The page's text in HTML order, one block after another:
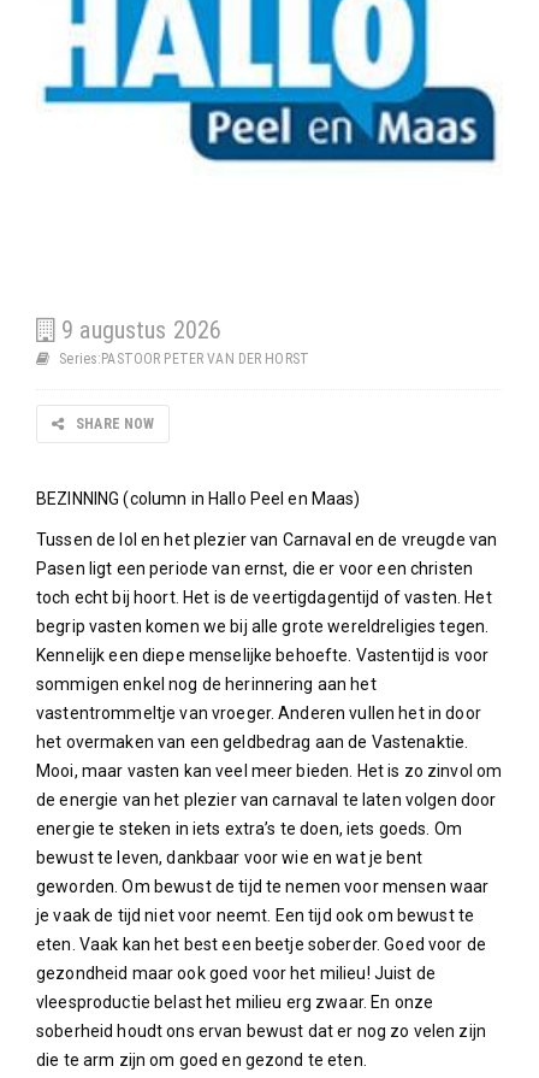
9 augustus 2026
Series: PASTOOR PETER VAN DER HORST
SHARE NOW
BEZINNING (column in Hallo Peel en Maas)
Tussen de lol en het plezier van Carnaval en de vreugde van
Pasen ligt een periode van ernst, die er voor een christen
toch echt bij hoort. Het is de veertigdagentijd of vasten. Het
begrip vasten komen we bij alle grote wereldreligies tegen.
Kennelijk een diepe menselijke behoefte. Vastentijd is voor
sommigen enkel nog de herinnering aan het
vastentrommeltje van vroeger. Anderen vullen het in door
het overmaken van een geldbedrag aan de Vastenaktie.
Mooi, maar vasten kan veel meer bieden. Het is zo zinvol om
de energie van het plezier van carnaval te laten volgen door
energie te steken in iets extra’s te doen, iets goeds. Om
bewust te leven, dankbaar voor wie en wat je bent
geworden. Om bewust de tijd te nemen voor mensen waar
je vaak de tijd niet voor neemt. Een tijd ook om bewust te
eten. Vaak kan het best een beetje soberder. Goed voor de
gezondheid maar ook goed voor het milieu! Juist de
vleesproductie belast het milieu erg zwaar. En onze
soberheid houdt ons ervan bewust dat er nog zo velen zijn
die te arm zijn om goed en gezond te eten.